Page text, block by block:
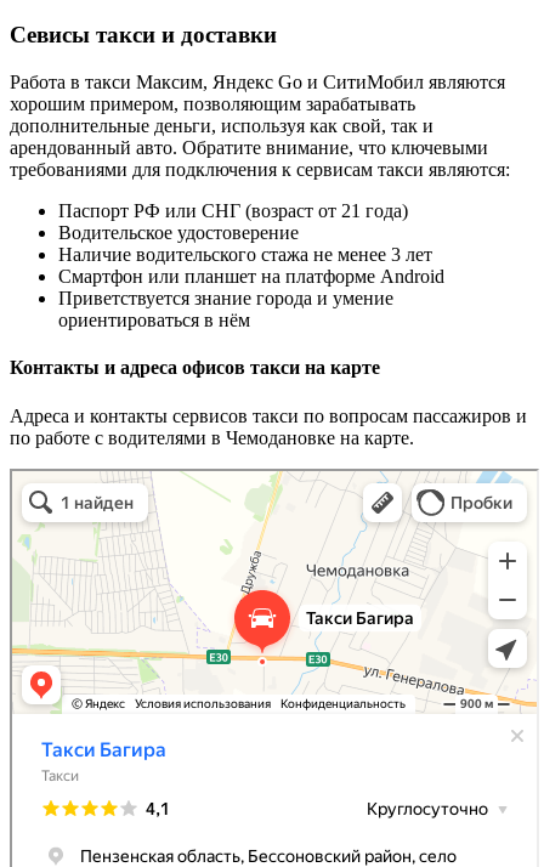
Севисы такси и доставки
Работа в такси Максим, Яндекс Go и СитиМобил являются
хорошим примером, позволяющим зарабатывать
дополнительные деньги, используя как свой, так и
арендованный авто. Обратите внимание, что ключевыми
требованиями для подключения к сервисам такси являются:
Паспорт РФ или СНГ (возраст от 21 года)
Водительское удостоверение
Наличие водительского стажа не менее 3 лет
Смартфон или планшет на платформе Android
Приветствуется знание города и умение
ориентироваться в нём
Контакты и адреса офисов такси на карте
Адреса и контакты сервисов такси по вопросам пассажиров и
по работе с водителями в Чемодановке на карте.